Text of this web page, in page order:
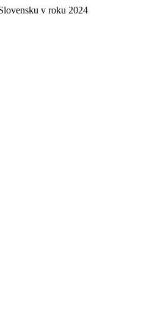
v roku 2024